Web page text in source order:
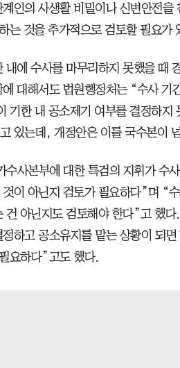
인의 사생활 비밀이나 신변안전을
는 것을 추가적으로 검토할 필요가
내에 수사를 마무리하지 못했을 때
대해서도 법원행정처는 “수사 기
기한 내 공소제기 여부를 결정하지
있는데, 개정안은 이를 국수본이
수사본부에 대한 특검의 지휘가 수
이 아닌지 검토가 필요하다”며 “
건 아닌지도 검토해야 한다”고 했
하고 공소유지를 맡는 상황이 되
요하다”고도 했다.